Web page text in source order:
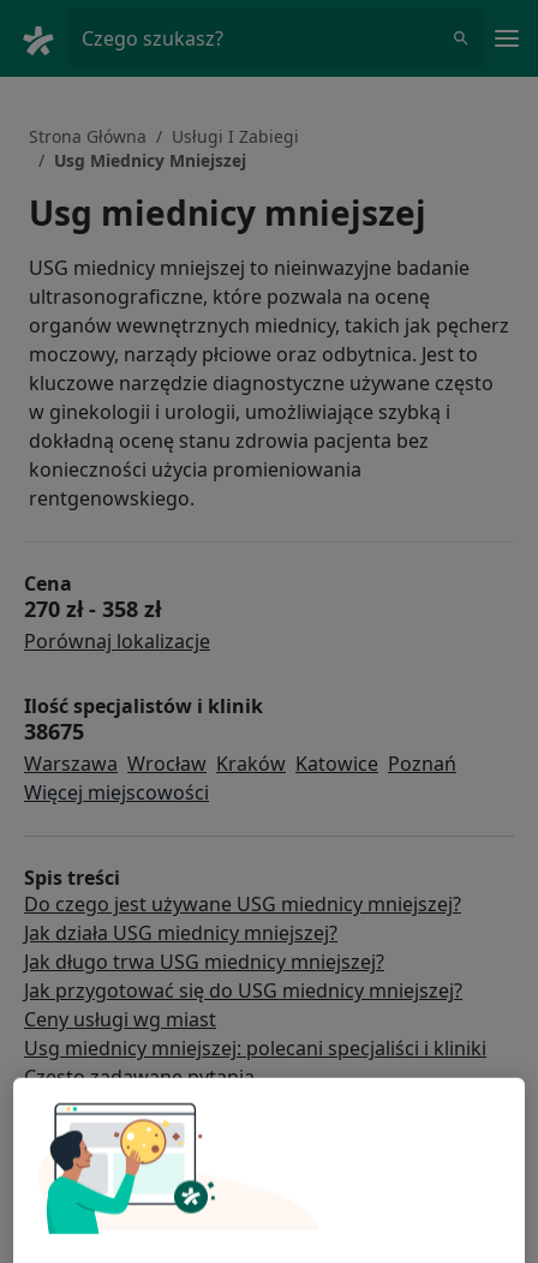
Czego szukasz?
Strona Główna
Usługi I Zabiegi
Usg Miednicy Mniejszej
Usg miednicy mniejszej
USG miednicy mniejszej to nieinwazyjne badanie
ultrasonograficzne, które pozwala na ocenę
organów wewnętrznych miednicy, takich jak pęcherz
moczowy, narządy płciowe oraz odbytnica. Jest to
kluczowe narzędzie diagnostyczne używane często
w ginekologii i urologii, umożliwiające szybką i
dokładną ocenę stanu zdrowia pacjenta bez
konieczności użycia promieniowania
rentgenowskiego.
Cena
270 zł- 358 zł
Porównaj lokalizacje
Ilość specjalistów i klinik
38675
Warszawa Wrocław Kraków Katowice Poznań
Więcej miejscowości
Spis treści
Do czego jest używane USG miednicy mniejszej?
Jak działa USG miednicy mniejszej?
Jak długo trwa USG miednicy mniejszej?
Jak przygotować się do USG miednicy mniejszej?
Ceny usługi wg miast
Usg miednicy mniejszej: polecani specjaliści i kliniki
Często zadawane pytania
Do czego jest używane USG
miednicy mniejszej?